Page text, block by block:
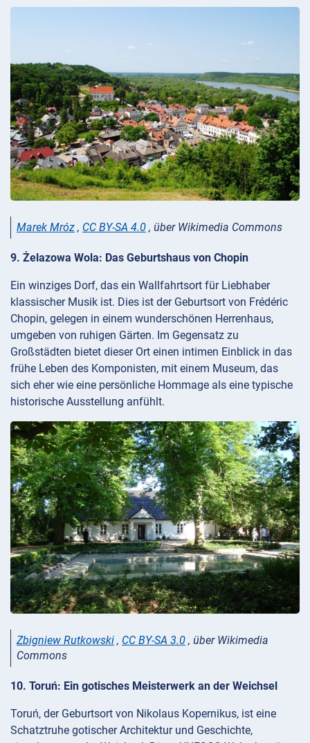
Marek Mróz , CC BY-SA 4.0 , über Wikimedia Commons
9. Żelazowa Wola: Das Geburtshaus von Chopin
Ein winziges Dorf, das ein Wallfahrtsort für Liebhaber
klassischer Musik ist. Dies ist der Geburtsort von Frédéric
Chopin, gelegen in einem wunderschönen Herrenhaus,
umgeben von ruhigen Gärten. Im Gegensatz zu
Großstädten bietet dieser Ort einen intimen Einblick in das
frühe Leben des Komponisten, mit einem Museum, das
sich eher wie eine persönliche Hommage als eine typische
historische Ausstellung anfühlt.
Zbigniew Rutkowski , CC BY-SA 3.0 , über Wikimedia
Commons
10. Toruń: Ein gotisches Meisterwerk an der Weichsel
Toruń, der Geburtsort von Nikolaus Kopernikus, ist eine
Schatztruhe gotischer Architektur und Geschichte,